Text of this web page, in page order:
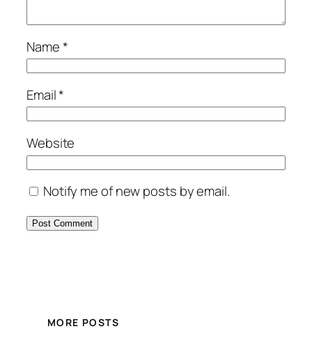
Name*
Email*
Website
Notify me of new posts by email.
MORE POSTS